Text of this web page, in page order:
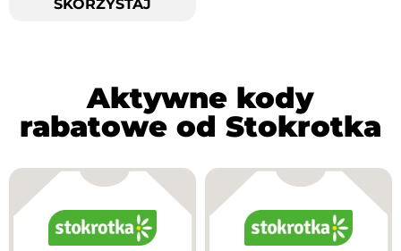
SKORZYSTAJ
Aktywne kody
rabatowe od Stokrotka